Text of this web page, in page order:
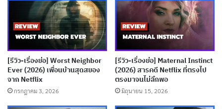
รีวิวและเรื่องย่อ Conversations with a
Killer: The Son of Sam Tapes (คุยกับ
ฆาตกร: ซันออฟแซม)
[รีวิว-เรื่องย่อ] Worst Neighbor
Ever (2026) เพื่อนบ้านสุดสยอง
จาก Netflix
กรกฎาคม 3, 2026
[รีวิว-เรื่องย่อ] Maternal Instinct
(2026) สารคดี Netflix ที่ตรงไป
ตรงมาจนไม่ลึกพอ
มิถุนายน 15, 2026